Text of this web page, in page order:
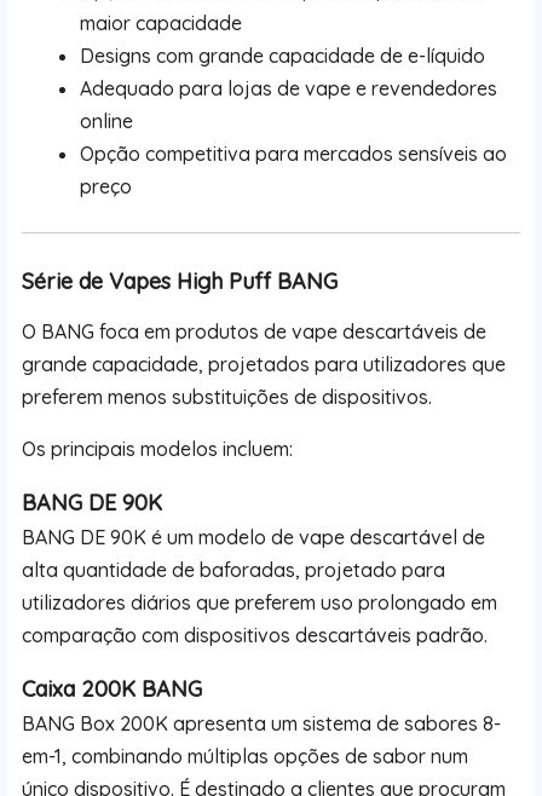
maior capacidade
Designs com grande capacidade de e-líquido
Adequado para lojas de vape e revendedores
online
Opção competitiva para mercados sensíveis ao
preço
Série de Vapes High Puff BANG
O BANG foca em produtos de vape descartáveis de
grande capacidade, projetados para utilizadores que
preferem menos substituições de dispositivos.
Os principais modelos incluem:
BANG DE 90K
BANG DE 90K é um modelo de vape descartável de
alta quantidade de baforadas, projetado para
utilizadores diários que preferem uso prolongado em
comparação com dispositivos descartáveis padrão.
Caixa 200K BANG
BANG Box 200K apresenta um sistema de sabores 8-
em-1, combinando múltiplas opções de sabor num
único dispositivo. É destinado a clientes que procuram